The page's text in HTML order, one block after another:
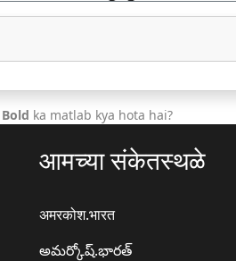
Bold ka matlab kya hota hai?
आमच्या संकेतस्थळे
अमरकोश.भारत
అమర్కోష్.భారత్